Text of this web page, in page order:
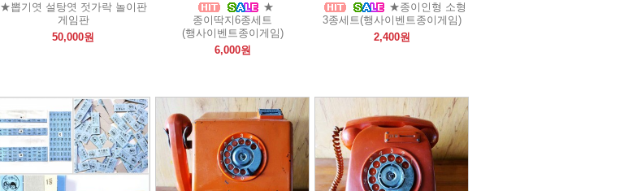
★뽑기엿 설탕엿 젓가락 놀이판
게임판
50,000원
★
종이딱지6종세트
(행사이벤트종이게임)
6,000원
★종이인형 소형
3종세트(행사이벤트종이게임)
2,400원